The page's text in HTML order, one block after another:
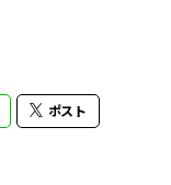
ポスト